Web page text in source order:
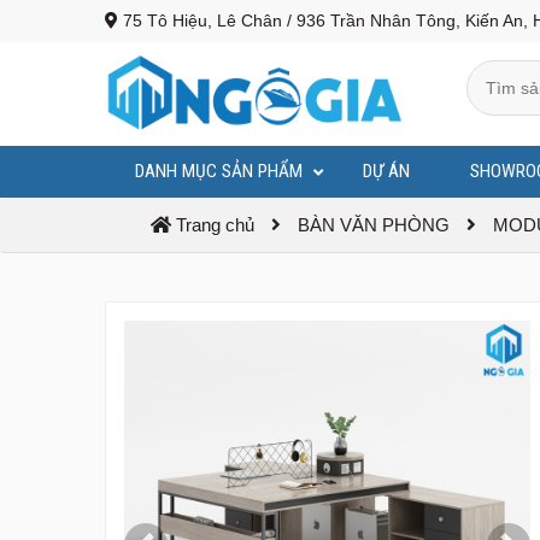
75 Tô Hiệu, Lê Chân / 936 Trần Nhân Tông, Kiến An,
DANH MỤC SẢN PHẨM DỰ ÁN
Trang chủ BÀN VĂN PHÒNG